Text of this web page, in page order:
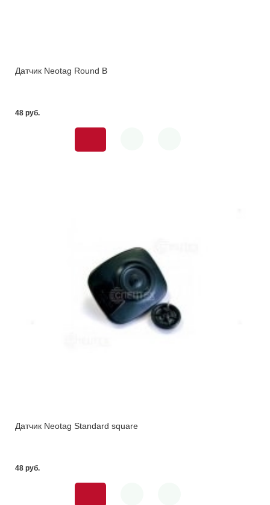
Датчик Neotag Round B
48 pуб.
Датчик Neotag Standard square
48 pуб.